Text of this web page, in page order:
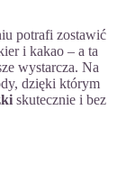
potrafi zostawić
i kakao – a ta
wystarcza. Na
dzięki którym
skutecznie i bez